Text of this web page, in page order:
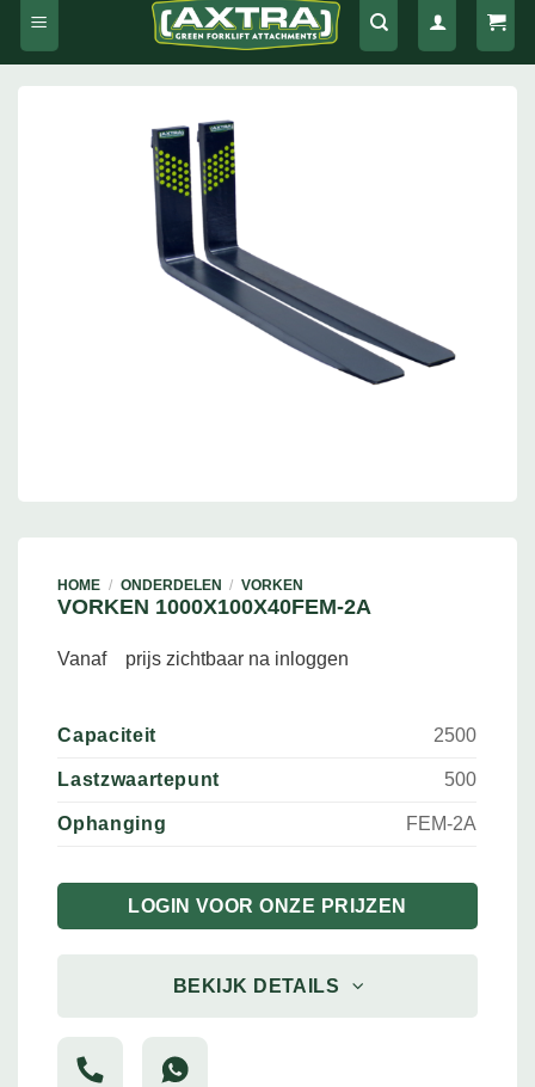
HOME / ONDERDELEN / VORKEN
VORKEN 1000X100X40FEM-2A
Vanaf prijs zichtbaar na inloggen
Capaciteit 2500
Lastzwaartepunt 500
Ophanging FEM-2A
LOGIN VOOR ONZE PRIJZEN
BEKIJK DETAILS